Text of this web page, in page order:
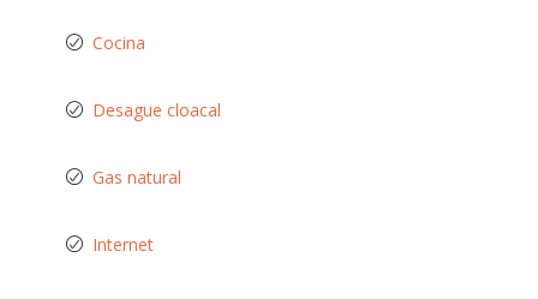
Cocina
Desague cloacal
Gas natural
Internet